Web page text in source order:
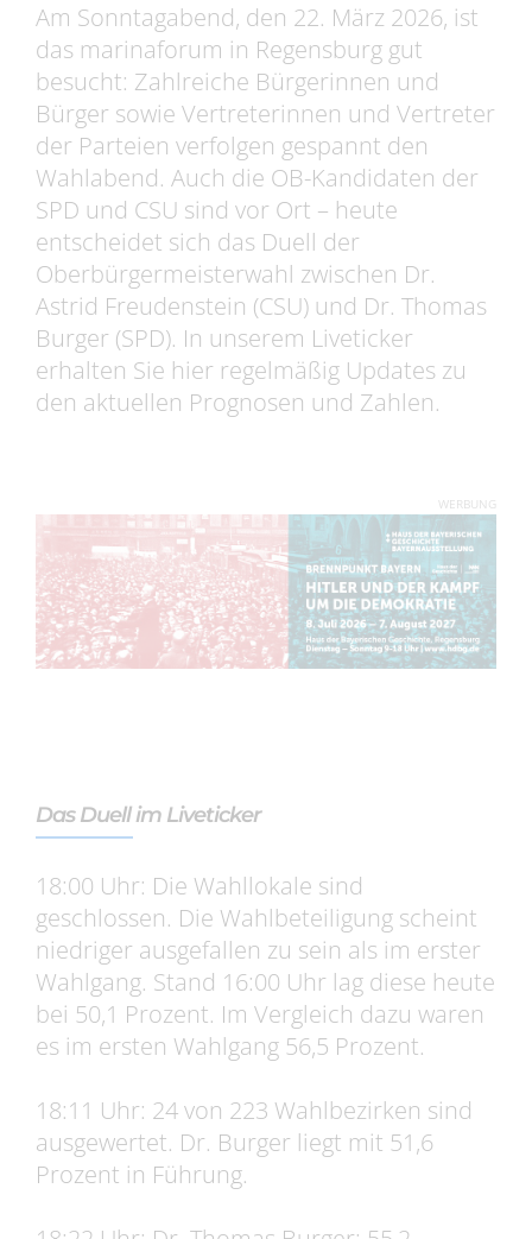
Am Sonntagabend, den 22. März 2026, ist
das marinaforum in Regensburg gut
besucht: Zahlreiche Bürgerinnen und
Bürger sowie Vertreterinnen und Vertreter
der Parteien verfolgen gespannt den
Wahlabend. Auch die OB-Kandidaten der
SPD und CSU sind vor Ort – heute
entscheidet sich das Duell der
Oberbürgermeisterwahl zwischen Dr.
Astrid Freudenstein (CSU) und Dr. Thomas
Burger (SPD). In unserem Liveticker
erhalten Sie hier regelmäßig Updates zu
den aktuellen Prognosen und Zahlen.
WERBUNG
Das Duell im Liveticker
18:00 Uhr: Die Wahllokale sind
geschlossen. Die Wahlbeteiligung scheint
niedriger ausgefallen zu sein als im erster
Wahlgang. Stand 16:00 Uhr lag diese heute
bei 50,1 Prozent. Im Vergleich dazu waren
es im ersten Wahlgang 56,5 Prozent.
18:11 Uhr: 24 von 223 Wahlbezirken sind
ausgewertet. Dr. Burger liegt mit 51,6
Prozent in Führung.